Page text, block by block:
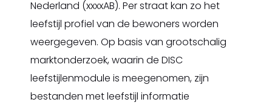
Nederland (xxxxAB). Per straat kan zo het
leefstijl profiel van de bewoners worden
weergegeven. Op basis van grootschalig
marktonderzoek, waarin de DISC
leefstijlenmodule is meegenomen, zijn
bestanden met leefstijl informatie